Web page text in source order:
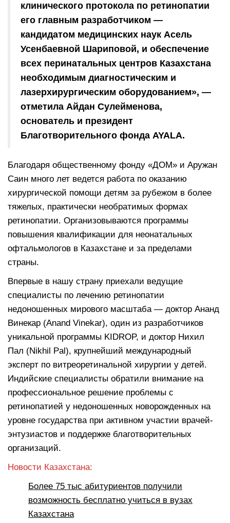
клинического протокола по ретинопатии
его главным разработчиком —
кандидатом медицинских наук Асель
Усенбаевной Шариповой, и обеспечение
всех перинатальных центров Казахстана
необходимым диагностическим и
лазерхирургическим оборудованием», —
отметила Айдан Сулейменова,
основатель и президент
Благотворительного фонда AYALA.
Благодаря общественному фонду «ДОМ» и Аружан
Саин много лет ведется работа по оказанию
хирургической помощи детям за рубежом в более
тяжелых, практически необратимых формах
ретинопатии. Организовываются программы
повышения квалификации для неонатальных
офтальмологов в Казахстане и за пределами
страны.
Впервые в нашу страну приехали ведущие
специалисты по лечению ретинопатии
недоношенных мирового масштаба — доктор Ананд
Винекар (Anand Vinekar), один из разработчиков
уникальной программы KIDROP, и доктор Нихил
Пал (Nikhil Pal), крупнейший международный
эксперт по витреоретинальной хирургии у детей.
Индийские специалисты обратили внимание на
профессиональное решение проблемы с
ретинопатией у недоношенных новорожденных на
уровне государства при активном участии врачей-
энтузиастов и поддержке благотворительных
организаций.
Новости Казахстана:
Более 75 тыс абитуриентов получили
возможность бесплатно учиться в вузах
Казахстана